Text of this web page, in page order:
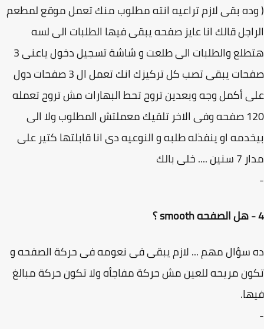
بقى لازم تراعيه انته مطلوب منك تعمل موقع لمطعم
قالك انا عايز صفحه يبقى فيها الطلبات الى لسه
هتطلع والطلبات الى طلعت و شاشة تسجيل دخول ياعنى 3
صفحات يبقى تصب كل تركيزك انك تعمل ال 3 صفحات دول
أكمل وجه وبعدين تروح تحط البهارات مش تروح تعمله
120 صفحه وفى الاخر تلقيك معملتش المطلوب ولا الى
او ينفذله طلبه و النوعيه دى انا قابلتها كتير على
بالك
سؤال مهم ... لازم يبقى فى نعومه فى حركة الصفحه و
مريحه للعين مش حركة مفاجأه ولا تكون حركة مبالغ